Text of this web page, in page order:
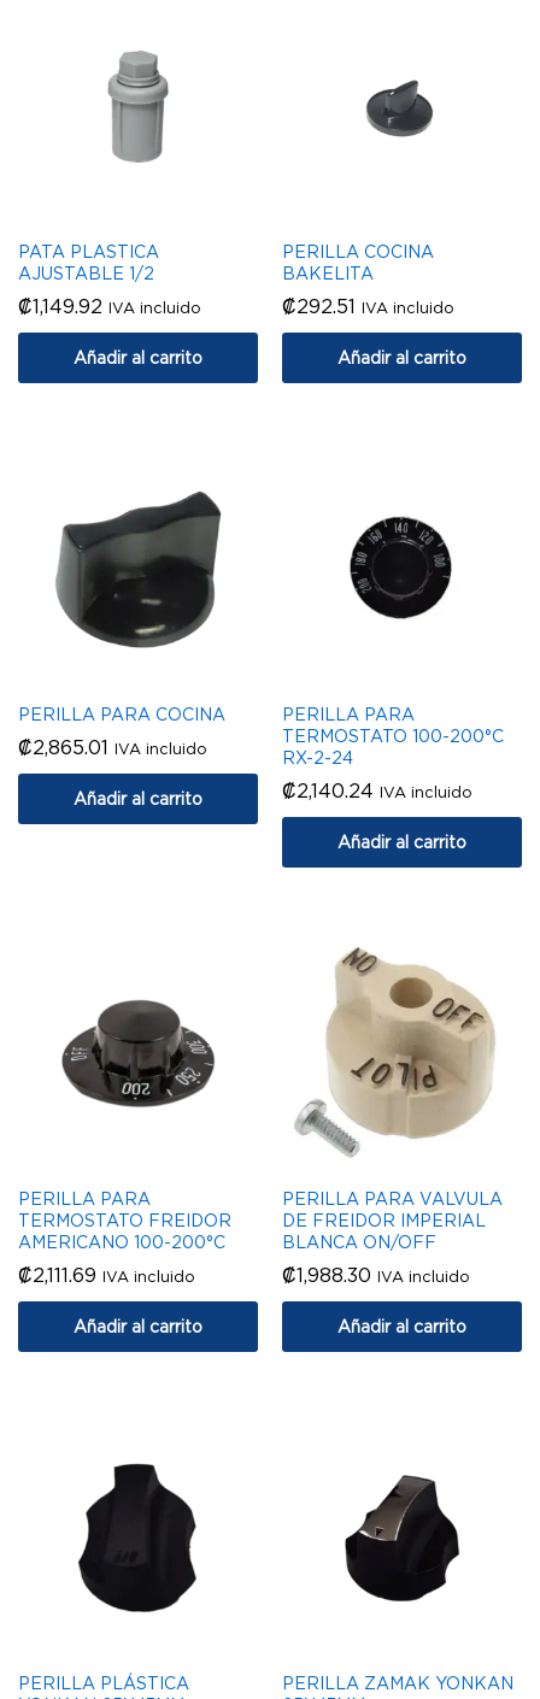
PATA PLASTICA
AJUSTABLE 1/2
₡1,149.92 IVA incluido
Añadir al carrito
PERILLA COCINA
BAKELITA
₡292.51 IVA incluido
Añadir al carrito
PERILLA PARA COCINA
₡2,865.01 IVA incluido
Añadir al carrito
PERILLA PARA
TERMOSTATO 100-200°C
RX-2-24
₡2,140.24 IVA incluido
Añadir al carrito
PERILLA PARA
TERMOSTATO FREIDOR
AMERICANO 100-200°C
₡2,111.69 IVA incluido
Añadir al carrito
PERILLA PARA VALVULA
DE FREIDOR IMPERIAL
BLANCA ON/OFF
₡1,988.30 IVA incluido
Añadir al carrito
PERILLA PLÁSTICA
PERILLA ZAMAK YONKAN